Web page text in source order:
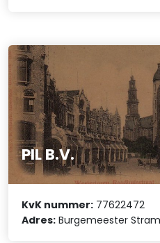
PIL B.V.
KvK nummer: 77622472
Adres: Burgemeester